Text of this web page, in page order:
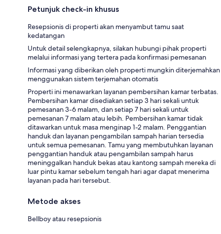
Petunjuk check-in khusus
Resepsionis di properti akan menyambut tamu saat
kedatangan
Untuk detail selengkapnya, silakan hubungi pihak properti
melalui informasi yang tertera pada konfirmasi pemesanan
Informasi yang diberikan oleh properti mungkin diterjemahkan
menggunakan sistem terjemahan otomatis
Properti ini menawarkan layanan pembersihan kamar terbatas.
Pembersihan kamar disediakan setiap 3 hari sekali untuk
pemesanan 3-6 malam, dan setiap 7 hari sekali untuk
pemesanan 7 malam atau lebih. Pembersihan kamar tidak
ditawarkan untuk masa menginap 1-2 malam. Penggantian
handuk dan layanan pengambilan sampah harian tersedia
untuk semua pemesanan. Tamu yang membutuhkan layanan
penggantian handuk atau pengambilan sampah harus
meninggalkan handuk bekas atau kantong sampah mereka di
luar pintu kamar sebelum tengah hari agar dapat menerima
layanan pada hari tersebut.
Metode akses
Bellboy atau resepsionis